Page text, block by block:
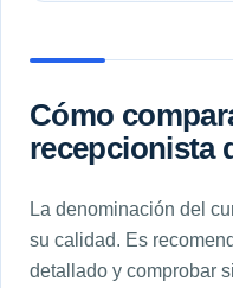
Cómo
recepcionista
La denominación del
su calidad. Es
detallado y comprobar